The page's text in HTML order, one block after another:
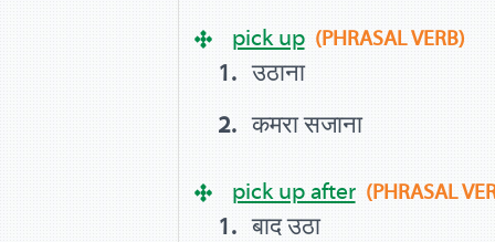
pick up (PHRASAL VERB)
उठाना
कमरा सजाना
pick up after (PHRASAL
बाद उठा